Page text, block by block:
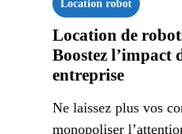
Location robot
Location de
Boostez l’impact
entreprise
Ne laissez plus vos
monopoliser